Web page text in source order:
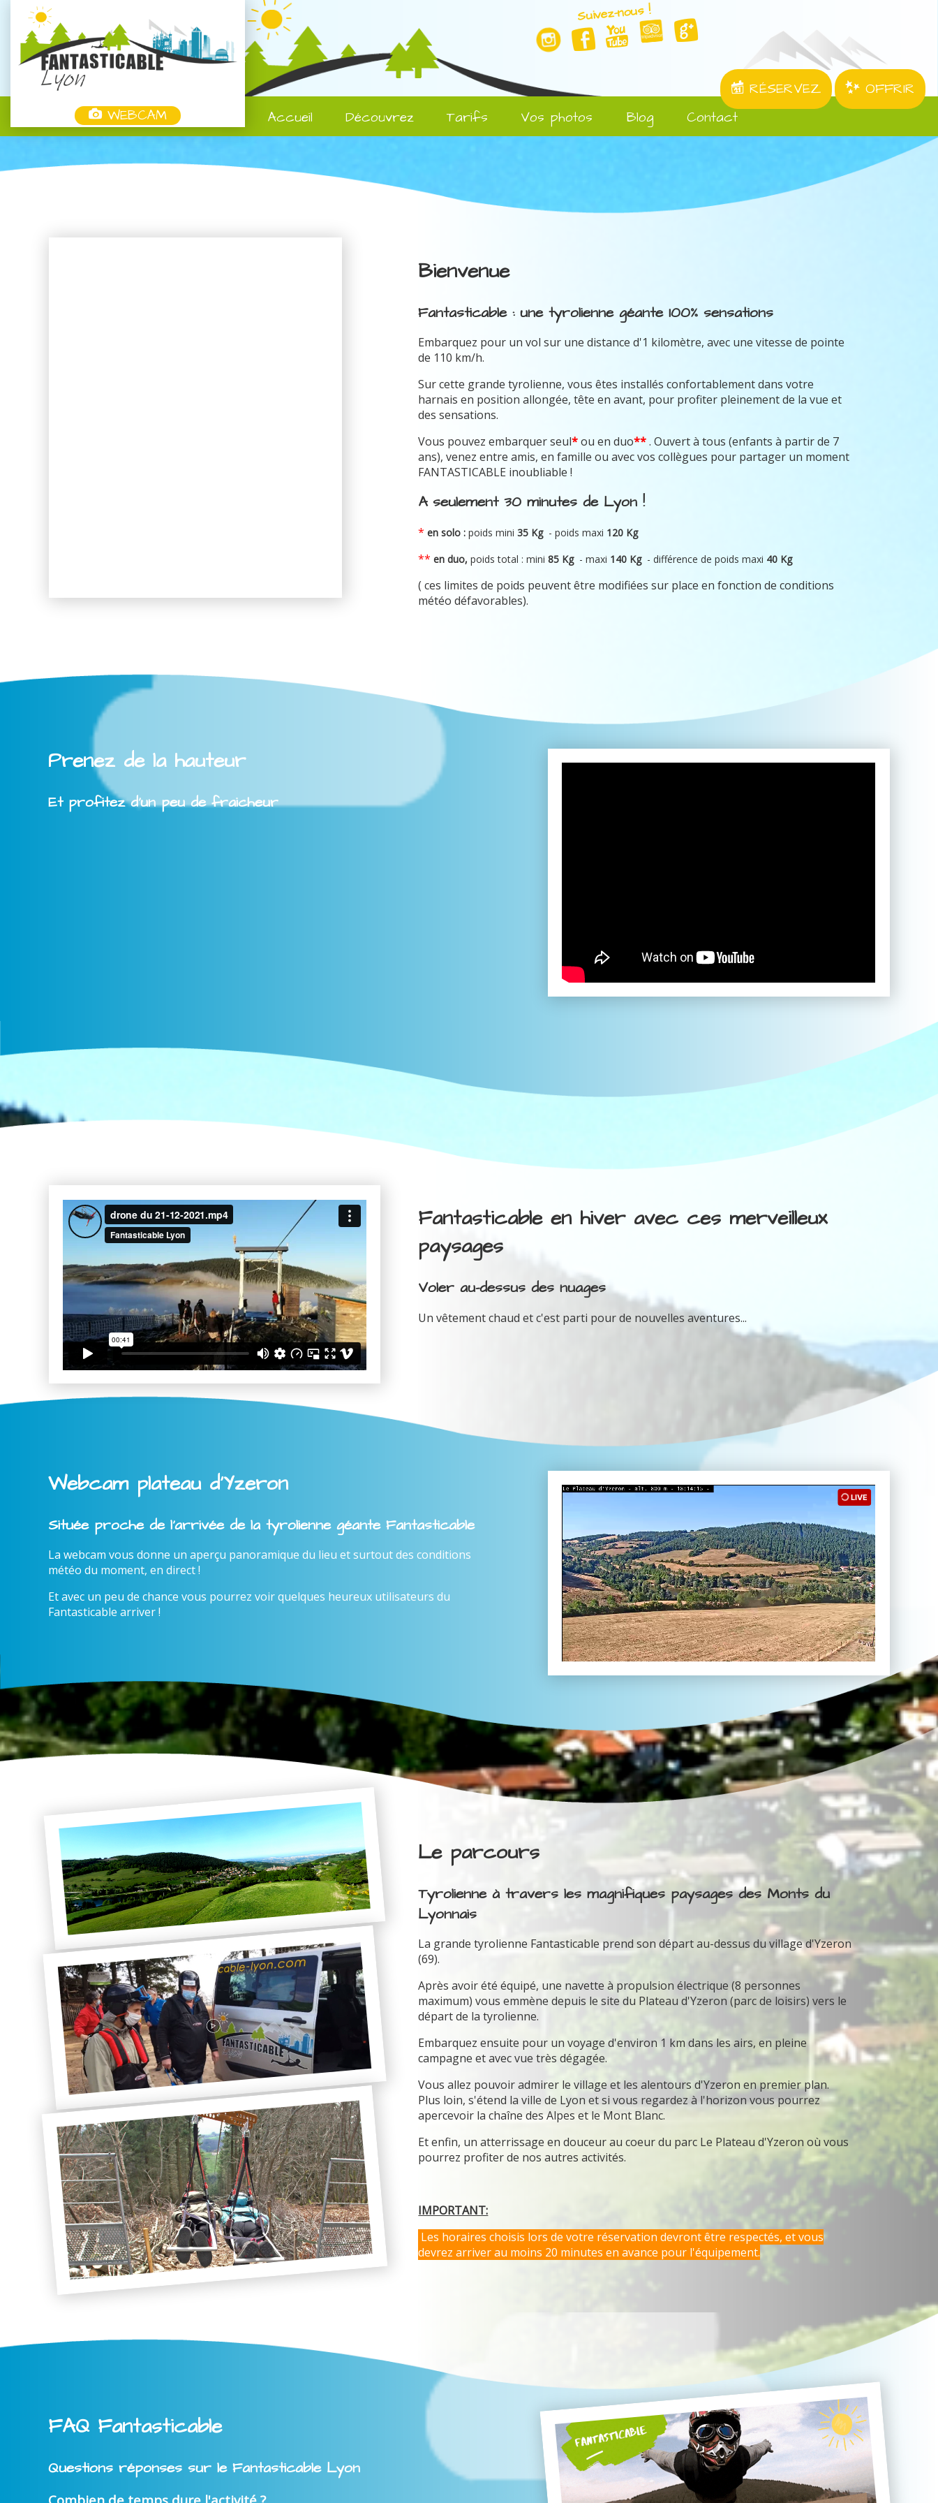
WEBCAM
Suivez-nous !
RÉSERVEZ
OFFRIR
Accueil
Découvrez Tarifs Vos photos Blog Contact
Bienvenue
Fantasticable : une tyrolienne géante 100% sensations
Embarquez pour un vol sur une distance d'1 kilomètre, avec une vitesse de pointe
de 110 km/h.
Sur cette grande tyrolienne, vous êtes installés confortablement dans votre
harnais en position allongée, tête en avant, pour profiter pleinement de la vue et
des sensations.
Vous pouvez embarquer seul*ou en duo**. Ouvert à tous (enfants à partir de 7
ans), venez entre amis, en famille ou avec vos collègues pour partager un moment
FANTASTICABLE inoubliable !
A seulement 30 minutes de Lyon !
*en solo : poids mini35 Kg - poids maxi 120 Kg
**en duo,poids total : mini85 Kg -maxi 140 Kg - différence de poids maxi 40 Kg
( ces limites de poids peuvent être modifiées sur place en fonction de conditions
météo défavorables).
Prenez de la hauteur
Et profitez d'un peu de fraicheur
Fantasticable en hiver avec ces merveilleux
paysages
Voler au-dessus des nuages
Un vêtement chaud et c'est parti pour de nouvelles aventures...
Webcam plateau d'Yzeron
Située proche de l'arrivée de la tyrolienne géante Fantasticable
La webcam vous donne un aperçu panoramique du lieu et surtout des conditions
météo du moment, en direct !
Et avec un peu de chance vous pourrez voir quelques heureux utilisateurs du
Fantasticable arriver !
Le parcours
Tyrolienne à travers les magnifiques paysages des Monts du
Lyonnais
La grande tyrolienne Fantasticable prend son départ au-dessus du village d'Yzeron
(69).
Après avoir été équipé, une navette à propulsion électrique (8 personnes
maximum) vous emmène depuis le site du Plateau d'Yzeron (parc de loisirs) vers le
départ de la tyrolienne.
Embarquez ensuite pour un voyage d'environ 1 km dans les airs, en pleine
campagne et avec vue très dégagée.
Vous allez pouvoir admirer le village et les alentours d'Yzeron en premier plan.
Plus loin, s'étend la ville de Lyon et si vous regardez à l'horizon vous pourrez
apercevoir la chaîne des Alpes et le Mont Blanc.
Et enfin, un atterrissage en douceur au coeur du parc Le Plateau d'Yzeron où vous
pourrez profiter de nos autres activités.
IMPORTANT:
Les horaires choisis lors de votre réservation devront être respectés, et vous
devrez arriver au moins 20 minutes en avance pour l'équipement.
FAQ Fantasticable
Questions réponses sur le Fantasticable Lyon